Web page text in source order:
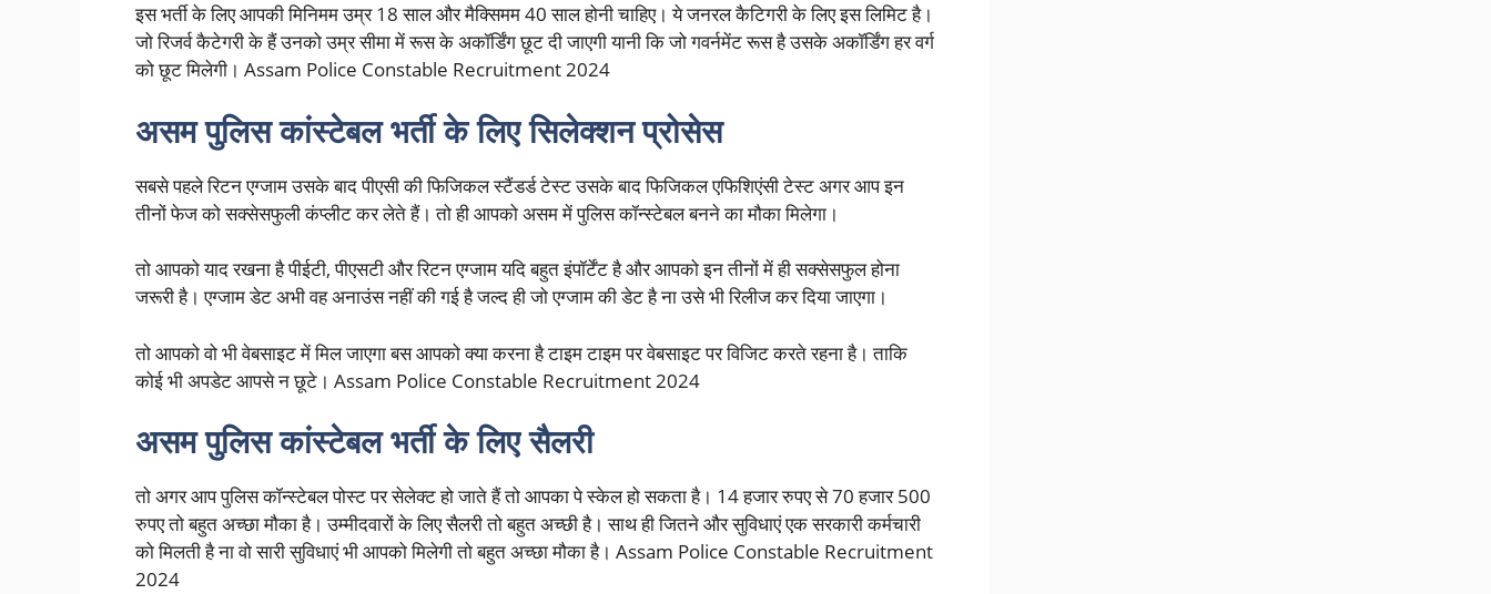
इस भर्ती के लिए आपकी मिनिमम उम्र 18 साल और मैक्सिमम 40 साल होनी चाहिए। ये जनरल कैटिगरी के लिए इस लिमिट है।
जो रिजर्व कैटेगरी के हैं उनको उम्र सीमा में रूस के अकॉर्डिंग छूट दी जाएगी यानी कि जो गवर्नमेंट रूस है उसके अकॉर्डिंग हर वर्ग
को छूट मिलेगी। Assam Police Constable Recruitment 2024
असम पुलिस कांस्टेबल भर्ती के लिए सिलेक्शन प्रोसेस
सबसे पहले रिटन एग्जाम उसके बाद पीएसी की फिजिकल स्टैंडर्ड टेस्ट उसके बाद फिजिकल एफिशिएंसी टेस्ट अगर आप इन
तीनों फेज को सक्सेसफुली कंप्लीट कर लेते हैं। तो ही आपको असम में पुलिस कॉन्स्टेबल बनने का मौका मिलेगा।
तो आपको याद रखना है पीईटी, पीएसटी और रिटन एग्जाम यदि बहुत इंपॉर्टेंट है और आपको इन तीनों में ही सक्सेसफुल होना
जरूरी है। एग्जाम डेट अभी वह अनाउंस नहीं की गई है जल्द ही जो एग्जाम की डेट है ना उसे भी रिलीज कर दिया जाएगा।
तो आपको वो भी वेबसाइट में मिल जाएगा बस आपको क्या करना है टाइम टाइम पर वेबसाइट पर विजिट करते रहना है। ताकि
कोई भी अपडेट आपसे न छूटे। Assam Police Constable Recruitment 2024
असम पुलिस कांस्टेबल भर्ती के लिए सैलरी
तो अगर आप पुलिस कॉन्स्टेबल पोस्ट पर सेलेक्ट हो जाते हैं तो आपका पे स्केल हो सकता है। 14 हजार रुपए से 70 हजार 500
रुपए तो बहुत अच्छा मौका है। उम्मीदवारों के लिए सैलरी तो बहुत अच्छी है। साथ ही जितने और सुविधाएं एक सरकारी कर्मचारी
को मिलती है ना वो सारी सुविधाएं भी आपको मिलेगी तो बहुत अच्छा मौका है। Assam Police Constable Recruitment
2024